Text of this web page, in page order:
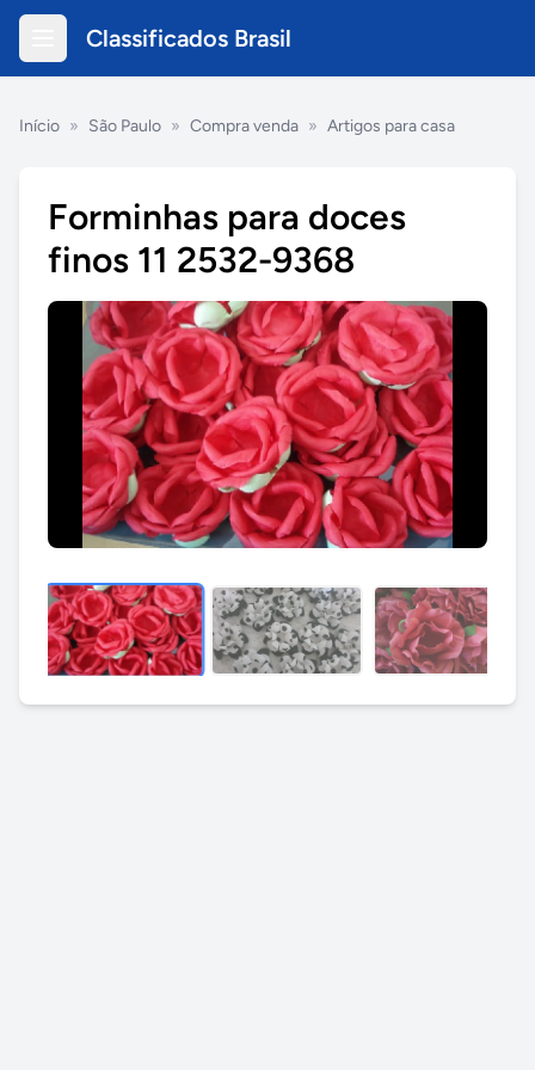
Classificados Brasil
Início » São Paulo » Compra venda » Artigos para casa
Forminhas para doces
finos 11 2532-9368